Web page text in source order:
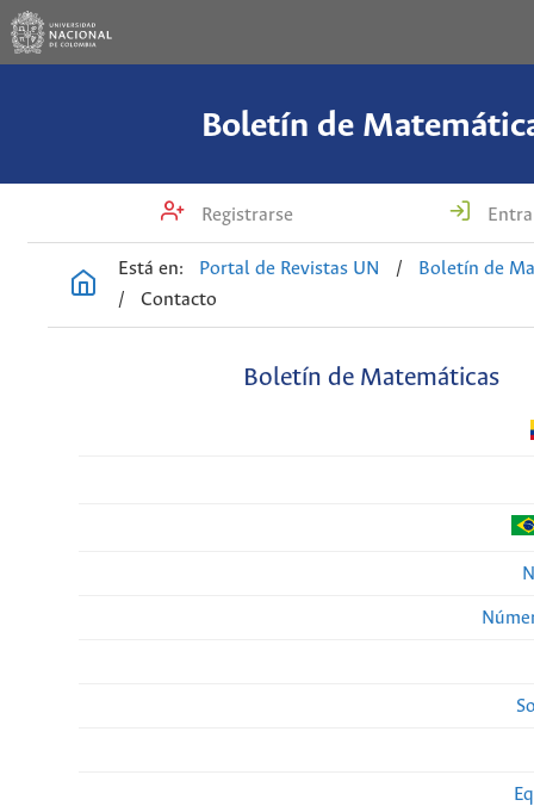
Boletín de
Registrarse
Está en: Portal de Revistas UN /
Boletín de
/
Contacto
Boletín de Matemáticas